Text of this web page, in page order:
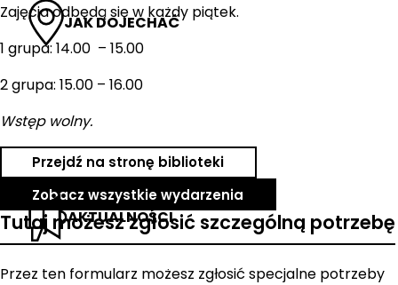
JAK DOJECHAĆ
AKTUALNOŚCI
Zajęcia odbędą się w każdy piątek.
1 grupa: 14.00 – 15.00
2 grupa: 15.00 – 16.00
Wstęp wolny.
Przejdź na stronę biblioteki
Zobacz wszystkie wydarzenia
Tutaj możesz zgłosić szczególną potrzebę
Przez ten formularz możesz zgłosić specjalne potrzeby